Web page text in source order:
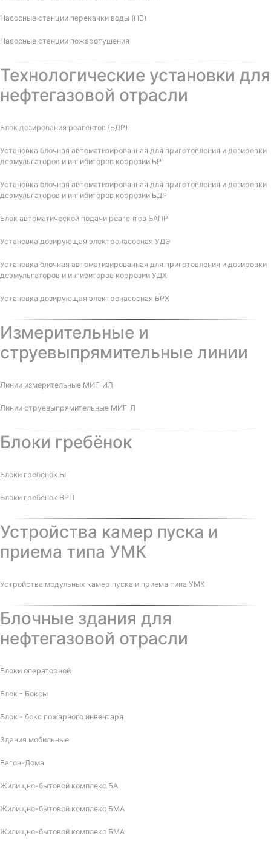
Насосные станции перекачки воды (НВ)
Насосные станции пожаротушения
Технологические установки для
нефтегазовой отрасли
Блок дозирования реагентов (БДР)
Установка блочная автоматизированная для приготовления и дозировки
деэмульгаторов и ингибиторов коррозии БР
Установка блочная автоматизированная для приготовления и дозировки
деэмульгаторов и ингибиторов коррозии БДР
Блок автоматической подачи реагентов БАПР
Установка дозирующая электронасосная УДЭ
Установка блочная автоматизированная для приготовления и дозировки
деэмульгаторов и ингибиторов коррозии УДХ
Установка дозирующая электронасосная БРХ
Измерительные и
струевыпрямительные линии
Линии измерительные МИГ-ИЛ
Линии струевыпрямительные МИГ-Л
Блоки гребёнок
Блоки гребёнок БГ
Блоки гребёнок ВРП
Устройства камер пуска и
приема типа УМК
Устройства модульных камер пуска и приема типа УМК
Блочные здания для
нефтегазовой отрасли
Блоки операторной
Блок - Боксы
Блок - бокс пожарного инвентаря
Здания мобильные
Вагон-Дома
Жилищно-бытовой комплекс БА
Жилищно-бытовой комплекс БМА
Жилищно-бытовой комплекс БМА